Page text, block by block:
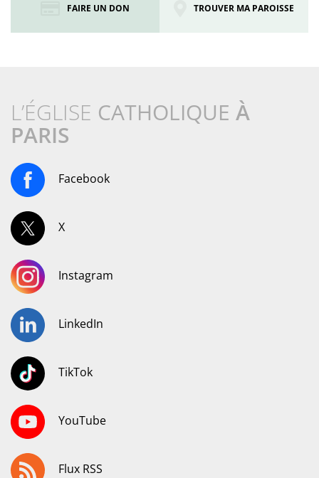
FAIRE UN DON TROUVER MA PAROISSE
L’ÉGLISE CATHOLIQUE À
PARIS
Facebook
X
Instagram
LinkedIn
TikTok
YouTube
Flux RSS